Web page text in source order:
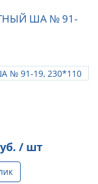
ША № 91-
/ шт